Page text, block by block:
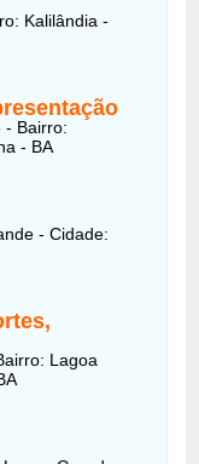
Kalilândia -
- Bairro:
- BA
- Cidade:
Lagoa